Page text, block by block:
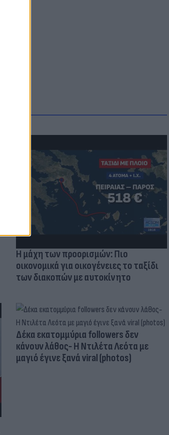
Η μάχη των προορισμών: Πιο
οικονομικά για οικογένειες το ταξίδι
των διακοπών με αυτοκίνητο
Δέκα εκατομμύρια followers δεν
κάνουν λάθος- Η Ντιλέτα Λεότα με
μαγιό έγινε ξανά viral (photos)